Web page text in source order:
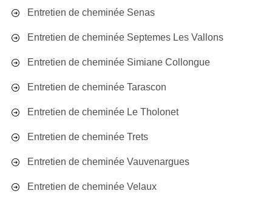
Entretien de cheminée Senas
Entretien de cheminée Septemes Les Vallons
Entretien de cheminée Simiane Collongue
Entretien de cheminée Tarascon
Entretien de cheminée Le Tholonet
Entretien de cheminée Trets
Entretien de cheminée Vauvenargues
Entretien de cheminée Velaux